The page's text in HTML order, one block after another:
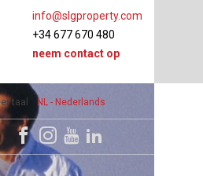
taal NL - Nederlands
info@slgproperty.com
+34 677 670 480
neem contact op